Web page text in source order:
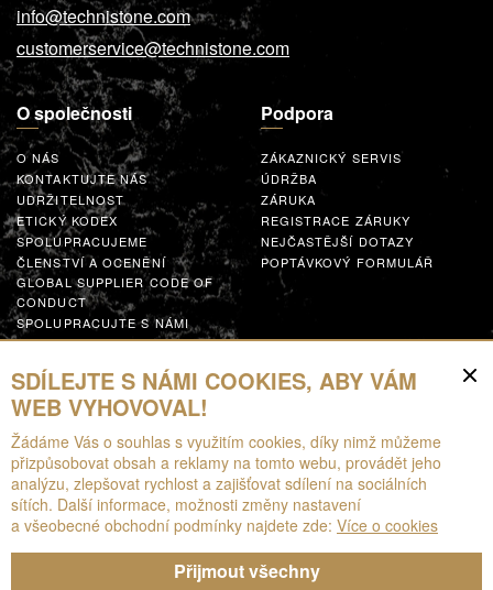
info@technistone.com
customerservice@technistone.com
O společnosti
O NÁS
KONTAKTUJTE NÁS
UDRŽITELNOST
ETICKÝ KODEX
SPOLUPRACUJEME
ČLENSTVÍ A OCENĚNÍ
GLOBAL SUPPLIER CODE OF
CONDUCT
SPOLUPRACUJTE S NÁMI
Podpora
ZÁKAZNICKÝ SERVIS
ÚDRŽBA
ZÁRUKA
REGISTRACE ZÁRUKY
NEJČASTĚJŠÍ DOTAZY
POPTÁVKOVÝ FORMULÁŘ
Zdroje
KE STAŽENÍ
BROŽURY
EPD
ROZŠÍŘENÁ REALITA
SDÍLEJTE S NÁMI COOKIES, ABY VÁM
WEB VYHOVOVAL!
Žádáme Vás o souhlas s využitím cookies, díky nimž můžeme
přizpůsobovat obsah a reklamy na tomto webu, provádět jeho
analýzu, zlepšovat rychlost a zajišťovat sdílení na sociálních
sítích. Další informace, možnosti změny nastavení
a všeobecné obchodní podmínky najdete zde: Více o cookies
Přijmout všechny